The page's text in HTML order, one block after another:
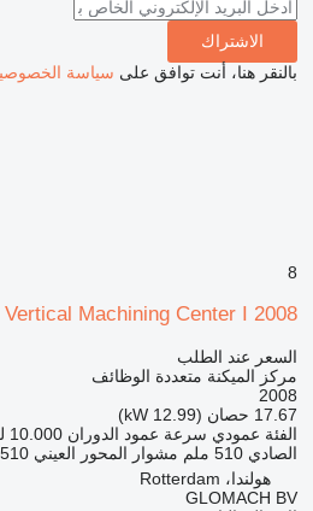
الاشتراك
بالنقر هنا، أنت توافق على سياسة
8
Machining Center I 2008
السعر عند الطلب
مركز الميكنة متعددة الوظائف
2008
17.67 حصان (12.99 kW)
الفئة عمودي سرعة عمود الدوران 10.000 لفة في الدقيقة
الصادي 510 ملم مشوار المحور العيني 510 ملم
هولندا، Rotterdam
GLOMACH BV